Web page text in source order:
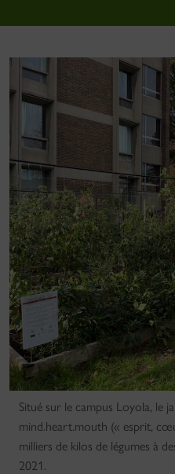
Situé sur le campus Loyola, le
mind.heart.mouth (« esprit,
milliers de kilos de légumes à
2021.